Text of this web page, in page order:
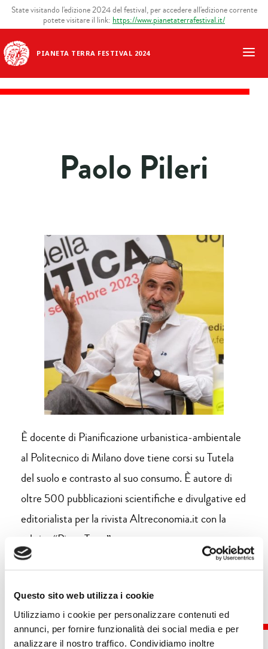
Questo sito web utilizza i cookie
Utilizziamo i cookie per personalizzare contenuti ed
annunci, per fornire funzionalità dei social media e per
analizzare il nostro traffico. Condividiamo inoltre
PIANETA TERRA FESTIVAL 2024
State visitando l'edizione 2024 del festival, per accedere all'edizione corrente
potete visitare il link: https://www.pianetaterrafestival.it/
Paolo Pileri
È docente di Pianificazione urbanistica-ambientale
al Politecnico di Milano dove tiene corsi su Tutela
del suolo e contrasto al suo consumo. È autore di
oltre 500 pubblicazioni scientifiche e divulgative ed
editorialista per la rivista Altreconomia.it con la
rubrica “Piano Terra”.